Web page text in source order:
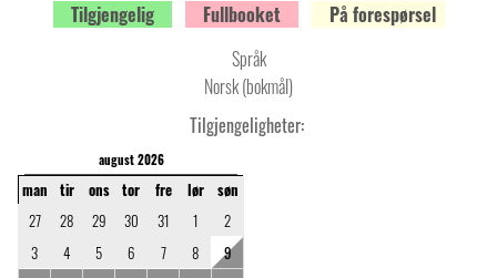
Tilgjengelig Fullbooket
På forespørsel
Språk
Norsk (bokmål)
Tilgjengeligheter:
august 2026
man tir ons tor fre lør
søn
27
28 29 30 31 1
2
3
4 5 6 7 8
9